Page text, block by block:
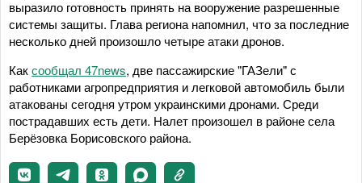
выразило готовность принять на вооружение разрешенные
системы защиты. Глава региона напомнил, что за последние
несколько дней произошло четыре атаки дронов.
Каксообщал 47news, две пассажирские "ГАЗели" с
работниками агропредприятия и легковой автомобиль были
атакованы сегодня утром украинскими дронами. Среди
пострадавших есть дети. Налет произошел в районе села
Берёзовка Борисовского района.